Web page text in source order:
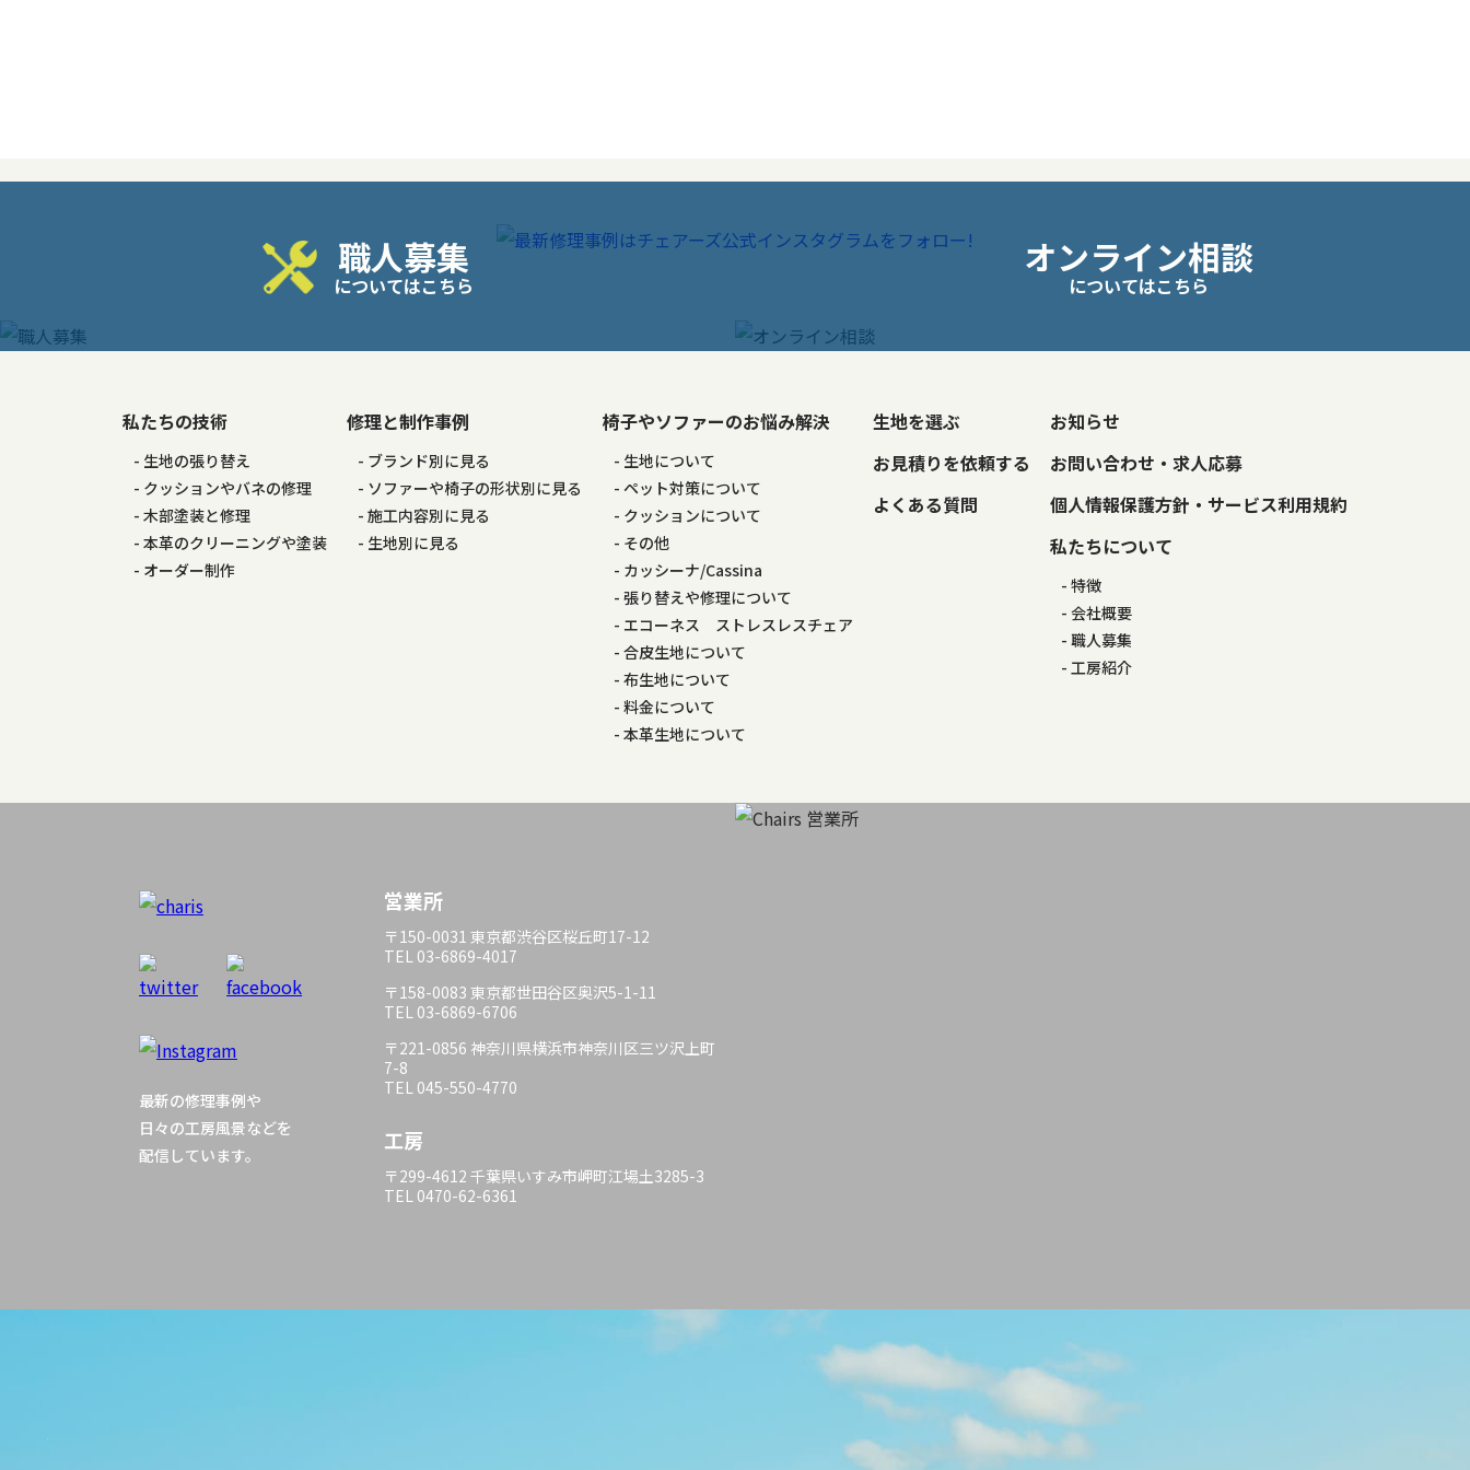
職人募集
についてはこちら
オンライン相談
についてはこちら
私たちの技術
生地の張り替え
クッションやバネの修理
木部塗装と修理
本革のクリーニングや塗装
オーダー制作
修理と制作事例
ブランド別に見る
ソファーや椅子の形状別に見る
施工内容別に見る
生地別に見る
椅子やソファーのお悩み解決
生地について
ペット対策について
クッションについて
その他
カッシーナ/Cassina
張り替えや修理について
エコーネス ストレスレスチェア
合皮生地について
布生地について
料金について
本革生地について
生地を選ぶ
お見積りを依頼する
よくある質問
お知らせ
お問い合わせ・求人応募
個人情報保護方針・サービス利用規約
私たちについて
特徴
会社概要
職人募集
工房紹介
最新の修理事例や
日々の工房風景などを
配信しています。
営業所
〒150-0031 東京都渋谷区桜丘町17-12
TEL 03-6869-4017
〒158-0083 東京都世田谷区奥沢5-1-11
TEL 03-6869-6706
〒221-0856 神奈川県横浜市神奈川区三ツ沢上町
7-8
TEL 045-550-4770
工房
〒299-4612 千葉県いすみ市岬町江場土3285-3
TEL 0470-62-6361